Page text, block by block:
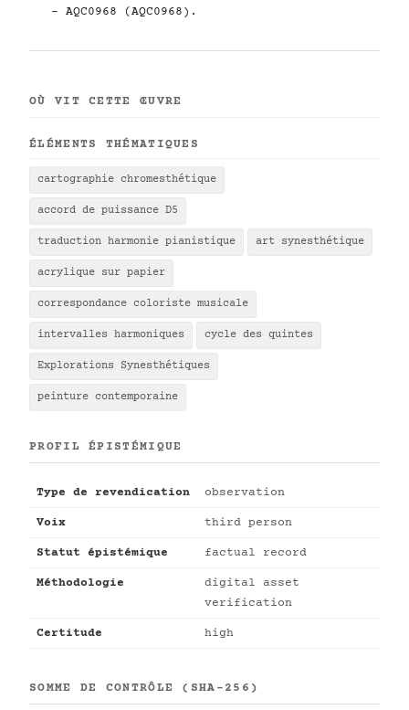
- AQC0968 (AQC0968).
OÙ VIT CETTE ŒUVRE
ÉLÉMENTS THÉMATIQUES
cartographie chromesthétique
accord de puissance D5
traduction harmonie pianistique art synesthétique
acrylique sur papier
correspondance coloriste musicale
intervalles harmoniques cycle des quintes
Explorations Synesthétiques
peinture contemporaine
PROFIL ÉPISTÉMIQUE
Type de revendication observation
Voix third person
Statut épistémique factual record
Méthodologie
digital asset
verification
Certitude high
SOMME DE CONTRÔLE (SHA-256)